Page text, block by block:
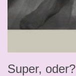
Super, oder?